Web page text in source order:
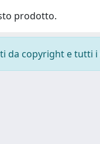
prodotto.
da copyright e tutti